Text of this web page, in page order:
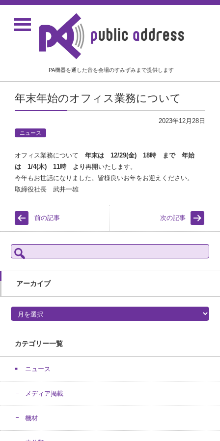
PA機器を通した音を会場のすみずみまで提供します
年末年始のオフィス業務について
2023年12月28日
ニュース
オフィス業務について 年末は 12/29(金) 18時 まで 年始
は 1/4(木) 11時 より再開いたします。
今年もお世話になりました。皆様良いお年をお迎えください。
取締役社長 武井一雄
前の記事 次の記事
検
索:
アーカイブ
アーカイブ
カテゴリー一覧
ニュース
メディア掲載
機材